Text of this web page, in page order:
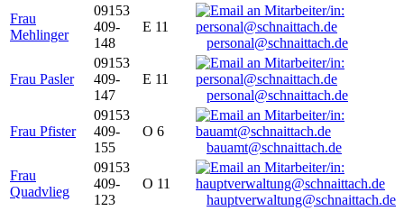
Frau
Mehlinger
09153
409-
148
E 11
personal@schnaittach.de
Frau Pasler
09153
409-
147
E 11
personal@schnaittach.de
Frau Pfister
09153
409-
155
O 6
bauamt@schnaittach.de
Frau
Quadvlieg
09153
409-
123
O 11
hauptverwaltung@schnaittach.de